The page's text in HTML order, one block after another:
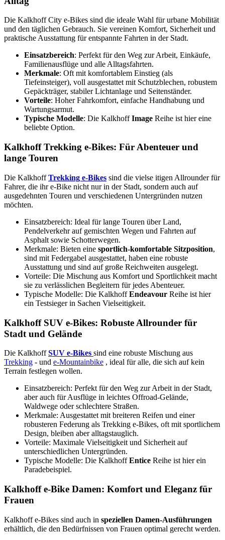
Die Kalkhoff City e-Bikes sind die ideale Wahl für urbane Mobilität
und den täglichen Gebrauch. Sie vereinen Komfort, Sicherheit und
praktische Ausstattung für entspannte Fahrten in der Stadt.
Einsatzbereich: Perfekt für den Weg zur Arbeit, Einkäufe,
Familienausflüge und alle Alltagsfahrten.
Merkmale: Oft mit komfortablem Einstieg (als
Tiefeinsteiger), voll ausgestattet mit Schutzblechen, robustem
Gepäckträger, stabiler Lichtanlage und Seitenständer.
Vorteile: Hoher Fahrkomfort, einfache Handhabung und
Wartungsarmut.
Typische Modelle: Die KalkhoffImage Reihe ist hier eine
beliebte Option.
Kalkhoff Trekking e-Bikes: Für Abenteuer und
lange Touren
Die KalkhoffTrekking e-Bikes sind die vielse itigen Allrounder für
Fahrer, die ihr e-Bike nicht nur in der Stadt, sondern auch auf
ausgedehnten Touren und verschiedenen Untergründen nutzen
möchten.
Einsatzbereich: Ideal für lange Touren über Land,
Pendelverkehr auf gemischten Wegen und Fahrten auf
Asphalt sowie Schotterwegen.
Merkmale: Bieten eine sportlich-komfortable Sitzposition,
sind mit Federgabel ausgestattet, haben eine robuste
Ausstattung und sind auf große Reichweiten ausgelegt.
Vorteile: Die Mischung aus Komfort und Sportlichkeit macht
sie zu verlässlichen Begleitern für jedes Abenteuer.
Typische Modelle: Die KalkhoffEndeavour Reihe ist hier
ein Testsieger in Sachen Vielseitigkeit.
Kalkhoff SUV e-Bikes: Robuste Allrounder für
Stadt und Gelände
Die KalkhoffSUV e-Bikes sind eine robuste Mischung aus
Trekking - und e-Mountainbike , ideal für alle, die sich auf kein
Terrain festlegen wollen.
Einsatzbereich: Perfekt für den Weg zur Arbeit in der Stadt,
aber auch für Ausflüge in leichtes Offroad-Gelände,
Waldwege oder schlechtere Straßen.
Merkmale: Ausgestattet mit breiteren Reifen und einer
robusteren Federung als Trekking e-Bikes, oft mit sportlichem
Design, bleiben aber alltagstauglich.
Vorteile: Maximale Vielseitigkeit und Sicherheit auf
unterschiedlichen Untergründen.
Typische Modelle: Die KalkhoffEntice Reihe ist hier ein
Paradebeispiel.
Kalkhoff e-Bike Damen: Komfort und Eleganz für
Frauen
Kalkhoff e-Bikes sind auch in speziellen Damen-Ausführungen
erhältlich, die den Bedürfnissen von Frauen optimal gerecht werden.